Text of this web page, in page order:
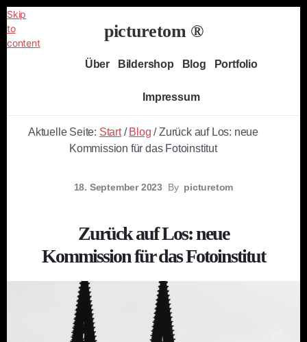
Skip
to
content
picturetom ®
Independent
Über Bildershop Blog Portfolio
Impressum
Aktuelle Seite: Start / Blog /Zurück auf Los: neue
Kommission für das Fotoinstitut
18. September 2023 By picturetom
Zurück auf Los: neue
Kommission für das Fotoinstitut